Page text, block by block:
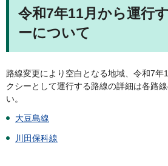
令和7年11月から運行
ーについて
路線変更により空白となる地域、令和7年
クシーとして運行する路線の詳細は各路
い。
大豆島線
川田保科線